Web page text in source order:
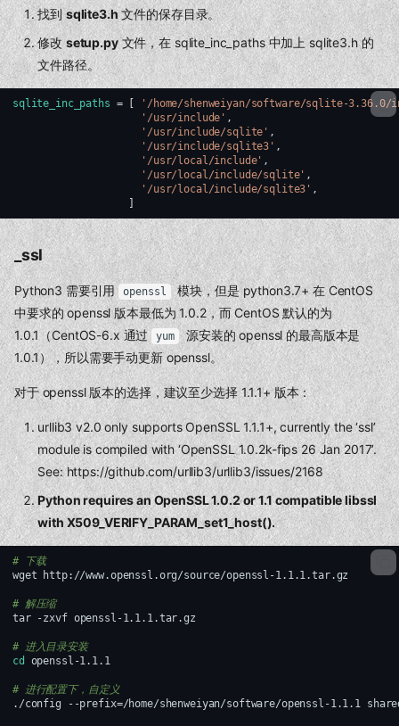
找到sqlite3.h文件的保存目录。
修改setup.py文件，在 sqlite_inc_paths 中加上 sqlite3.h 的
文件路径。
sqlite_inc_paths = [
'/home/shenweiyan/software/sqlite-3.36.0/
'/usr/include'
'/usr/include/sqlite'
'/usr/include/sqlite3'
'/usr/local/include'
'/usr/local/include/sqlite'
'/usr/local/include/sqlite3'
]
_ssl
Python3 需要引用 openssl 模块，但是 python3.7+ 在 CentOS
中要求的 openssl 版本最低为 1.0.2，而 CentOS 默认的为
1.0.1（CentOS-6.x 通过 yum 源安装的 openssl 的最高版本是
1.0.1），所以需要手动更新 openssl。
对于 openssl 版本的选择，建议至少选择 1.1.1+ 版本：
urllib3 v2.0 only supports OpenSSL 1.1.1+, currently the ‘ssl’
module is compiled with ‘OpenSSL 1.0.2k-fips 26 Jan 2017’.
See: https://github.com/urllib3/urllib3/issues/2168
Python requires an OpenSSL 1.0.2 or 1.1 compatible libssl
with X509_VERIFY_PARAM_set1_host().
# 下载
wget
http://www.openssl.org/source/openssl-1.1.1.tar.gz
# 解压缩
tar
-zxvf openssl-1.1.1.tar.gz
# 进入目录安装
cd
openssl-1.1.1
# 进行配置下，自定义
./config
--prefix=/home/shenweiyan/software/openssl-1.1.1